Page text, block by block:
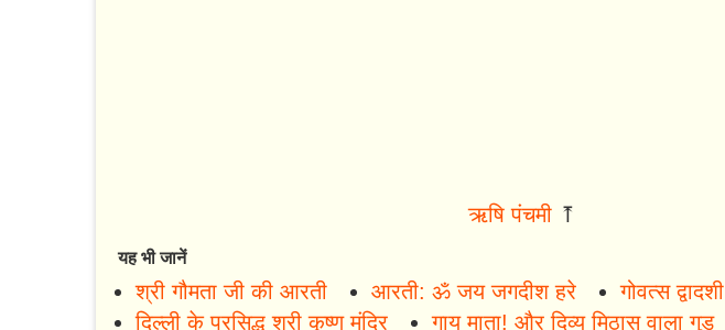
ऋषि पंचमी ⤒
यह भी जानें
श्री गौमता जी की आरती आरती: ॐ जय जगदीश हरे गोवत्स द्वादशी
दिल्ली के प्रसिद्ध श्री कृष्ण मंदिर
गाय माता! और दिव्य मिठास वाला गुड़